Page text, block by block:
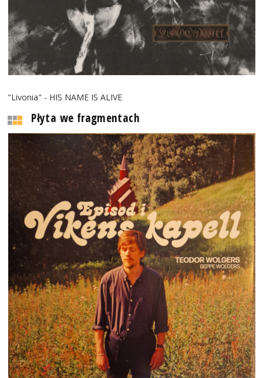
"Livonia" - HIS NAME IS ALIVE
Płyta we fragmentach